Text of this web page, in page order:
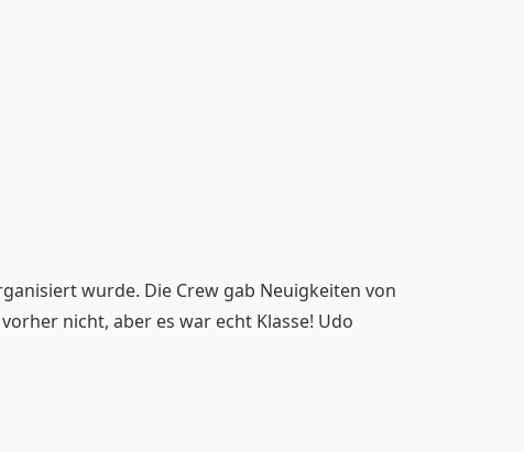
wurde. Die Crew gab Neuigkeiten von
nicht, aber es war echt Klasse! Udo